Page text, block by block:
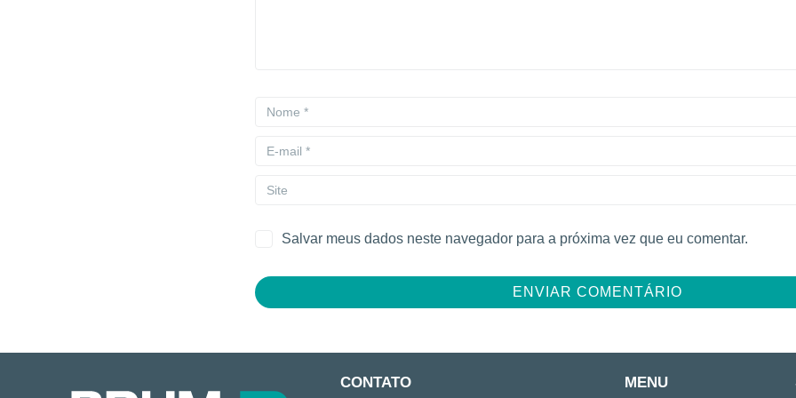
Salvar meus dados neste navegador para a próxima vez que eu comentar.
CONTATO MENU